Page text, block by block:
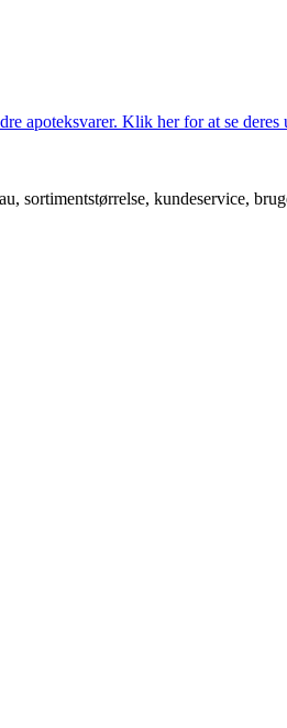
apoteksvarer. Klik her for at se deres
sortimentstørrelse, kundeservice,